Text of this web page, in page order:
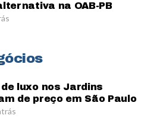
na OAB-PB
luxo nos Jardins
de preço em São Paulo